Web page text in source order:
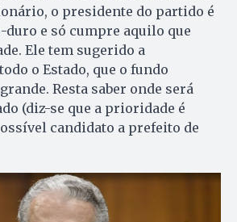
o presidente do partido é
duro e só cumpre aquilo que
Ele tem sugerido a
o Estado, que o fundo
Resta saber onde será
(diz-se que a prioridade é
candidato a prefeito de